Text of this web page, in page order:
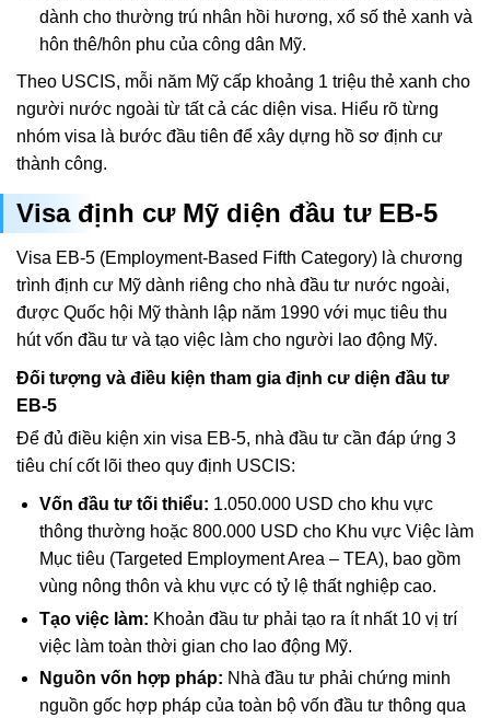
dành cho thường trú nhân hồi hương, xổ số thẻ xanh và
hôn thê/hôn phu của công dân Mỹ.
Theo USCIS, mỗi năm Mỹ cấp khoảng 1 triệu thẻ xanh cho
người nước ngoài từ tất cả các diện visa. Hiểu rõ từng
nhóm visa là bước đầu tiên để xây dựng hồ sơ định cư
thành công.
Visa định cư Mỹ diện đầu tư EB-5
Visa EB-5 (Employment-Based Fifth Category) là chương
trình định cư Mỹ dành riêng cho nhà đầu tư nước ngoài,
được Quốc hội Mỹ thành lập năm 1990 với mục tiêu thu
hút vốn đầu tư và tạo việc làm cho người lao động Mỹ.
Đối tượng và điều kiện tham gia định cư diện đầu tư
EB-5
Để đủ điều kiện xin visa EB-5, nhà đầu tư cần đáp ứng 3
tiêu chí cốt lõi theo quy định USCIS:
Vốn đầu tư tối thiểu: 1.050.000 USD cho khu vực
thông thường hoặc 800.000 USD cho Khu vực Việc làm
Mục tiêu (Targeted Employment Area – TEA), bao gồm
vùng nông thôn và khu vực có tỷ lệ thất nghiệp cao.
Tạo việc làm: Khoản đầu tư phải tạo ra ít nhất 10 vị trí
việc làm toàn thời gian cho lao động Mỹ.
Nguồn vốn hợp pháp: Nhà đầu tư phải chứng minh
nguồn gốc hợp pháp của toàn bộ vốn đầu tư thông qua